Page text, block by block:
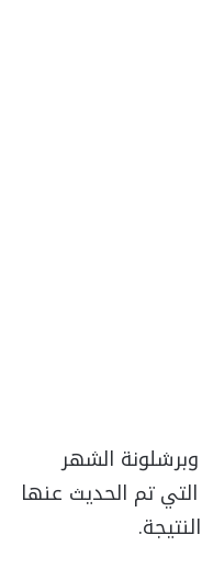
الشهر
تم الحديث عنها